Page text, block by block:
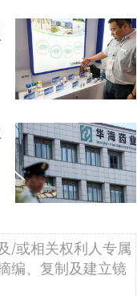
/或相关权利人专属
编、复制及建立镜